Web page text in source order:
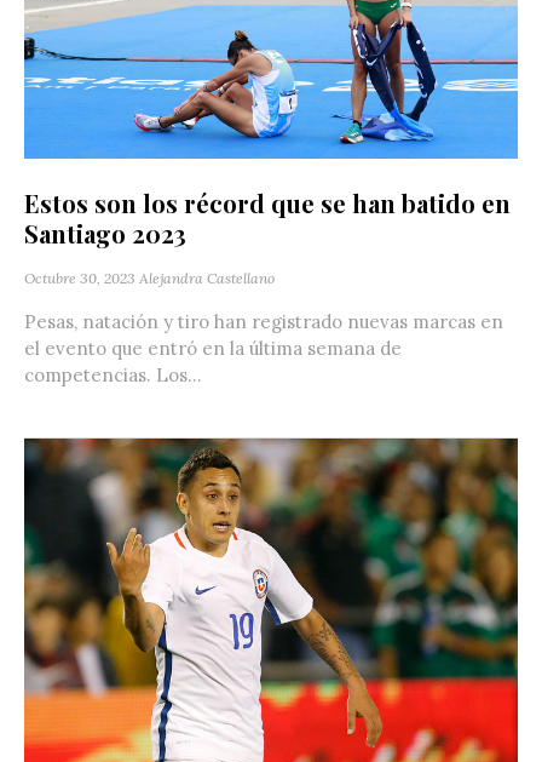
Estos son los récord que se han batido en
Santiago 2023
Octubre 30, 2023 Alejandra Castellano
Pesas, natación y tiro han registrado nuevas marcas en
el evento que entró en la última semana de
competencias. Los...